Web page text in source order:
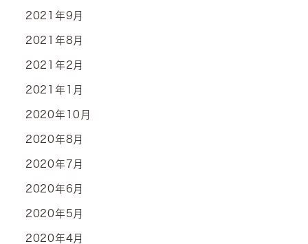
2021年9月
2021年8月
2021年2月
2021年1月
2020年10月
2020年8月
2020年7月
2020年6月
2020年5月
2020年4月